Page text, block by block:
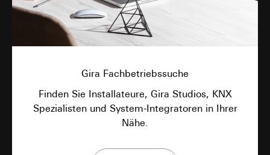
Gira Fachbetriebssuche
Finden Sie Installateure, Gira Studios, KNX
Spezialisten und System-Integratoren in Ihrer
Nähe.